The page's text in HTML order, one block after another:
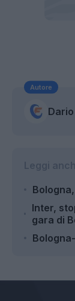
Autore
Inter,
gara di